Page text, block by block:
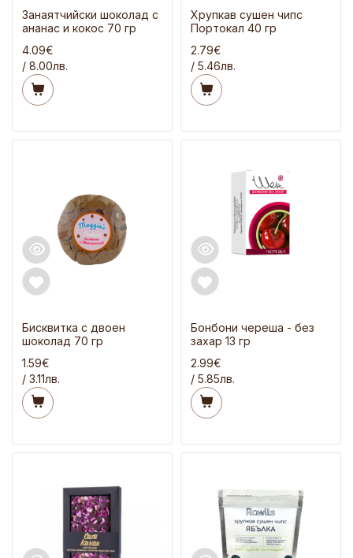
Занаятчийски шоколад с
ананас и кокос 70 гр
4.09€
/ 8.00лв.
Хрупкав сушен чипс
Портокал 40 гр
2.79€
/ 5.46лв.
Бисквитка с двоен
шоколад 70 гр
1.59€
/ 3.11лв.
Бонбони череша - без
захар 13 гр
2.99€
/ 5.85лв.